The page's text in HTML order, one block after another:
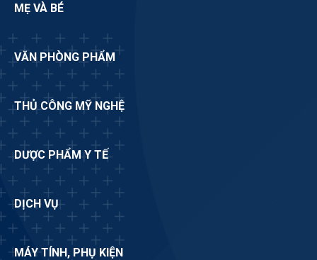
MẸ VÀ BÉ
VĂN PHÒNG PHẨM
THỦ CÔNG MỸ NGHỆ
DƯỢC PHẨM Y TẾ
DỊCH VỤ
MÁY TÍNH, PHỤ KIỆN